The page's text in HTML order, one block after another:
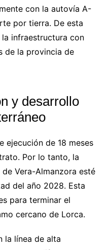
con la autovía A-
por tierra. De esta
infraestructura con
de la provincia de
y desarrollo
ejecución de 18 meses
Por lo tanto, la
Vera-Almanzora esté
del año 2028. Esta
para terminar el
cercano de Lorca.
la línea de alta